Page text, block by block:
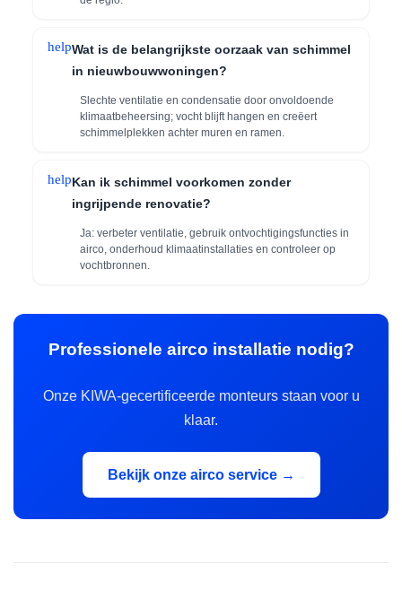
helpWat is de belangrijkste oorzaak van schimmel
in nieuwbouwwoningen?
Slechte ventilatie en condensatie door onvoldoende
klimaatbeheersing; vocht blijft hangen en creëert
schimmelplekken achter muren en ramen.
helpKan ik schimmel voorkomen zonder
ingrijpende renovatie?
Ja: verbeter ventilatie, gebruik ontvochtigingsfuncties in
airco, onderhoud klimaatinstallaties en controleer op
vochtbronnen.
Professionele airco installatie nodig?
Onze KIWA-gecertificeerde monteurs staan voor u
klaar.
Bekijk onze airco service →